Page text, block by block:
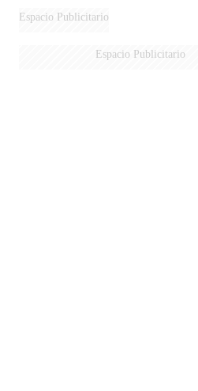
Espacio Publicitario
Espacio Publicitario